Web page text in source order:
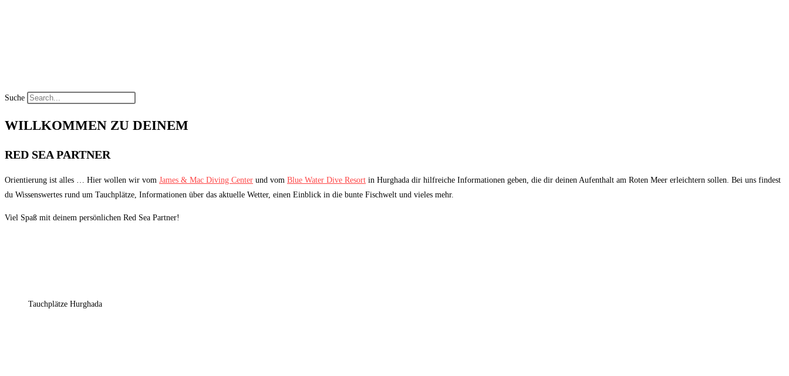
Suche
WILLKOMMEN ZU DEINEM
RED SEA PARTNER
Orientierung ist alles … Hier wollen wir vom James & Mac Diving Center und vom Blue Water Dive Resort in Hurghada dir hilfreiche Informationen geben, die dir deinen Aufenthalt am Roten Meer erleichtern sollen. Bei uns findest
du Wissenswertes rund um Tauchplätze, Informationen über das aktuelle Wetter, einen Einblick in die bunte Fischwelt und vieles mehr.
Viel Spaß mit deinem persönlichen Red Sea Partner!
Tauchplätze Hurghada